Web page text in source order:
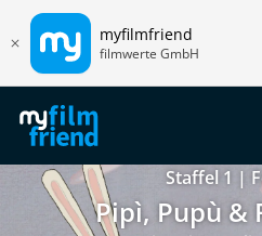
myfilmfriend
filmwerte GmbH
Staffel 1 |
Pipì, Pupù &